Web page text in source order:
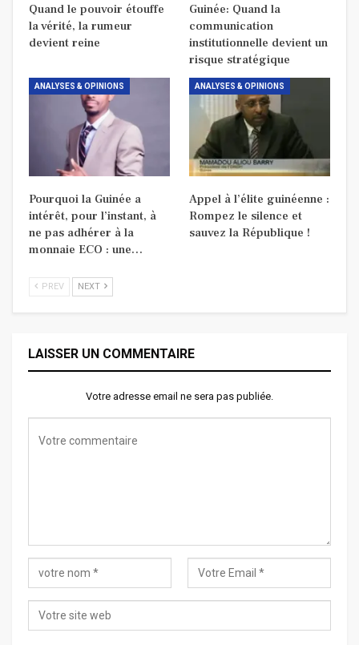
Quand le pouvoir étouffe
la vérité, la rumeur
devient reine
Guinée: Quand la
communication
institutionnelle devient un
risque stratégique
ANALYSES & OPINIONS
Pourquoi la Guinée a
intérêt, pour l’instant, à
ne pas adhérer à la
monnaie ECO : une…
ANALYSES & OPINIONS
Appel à l’élite guinéenne :
Rompez le silence et
sauvez la République !
PREV NEXT
LAISSER UN COMMENTAIRE
Votre adresse email ne sera pas publiée.